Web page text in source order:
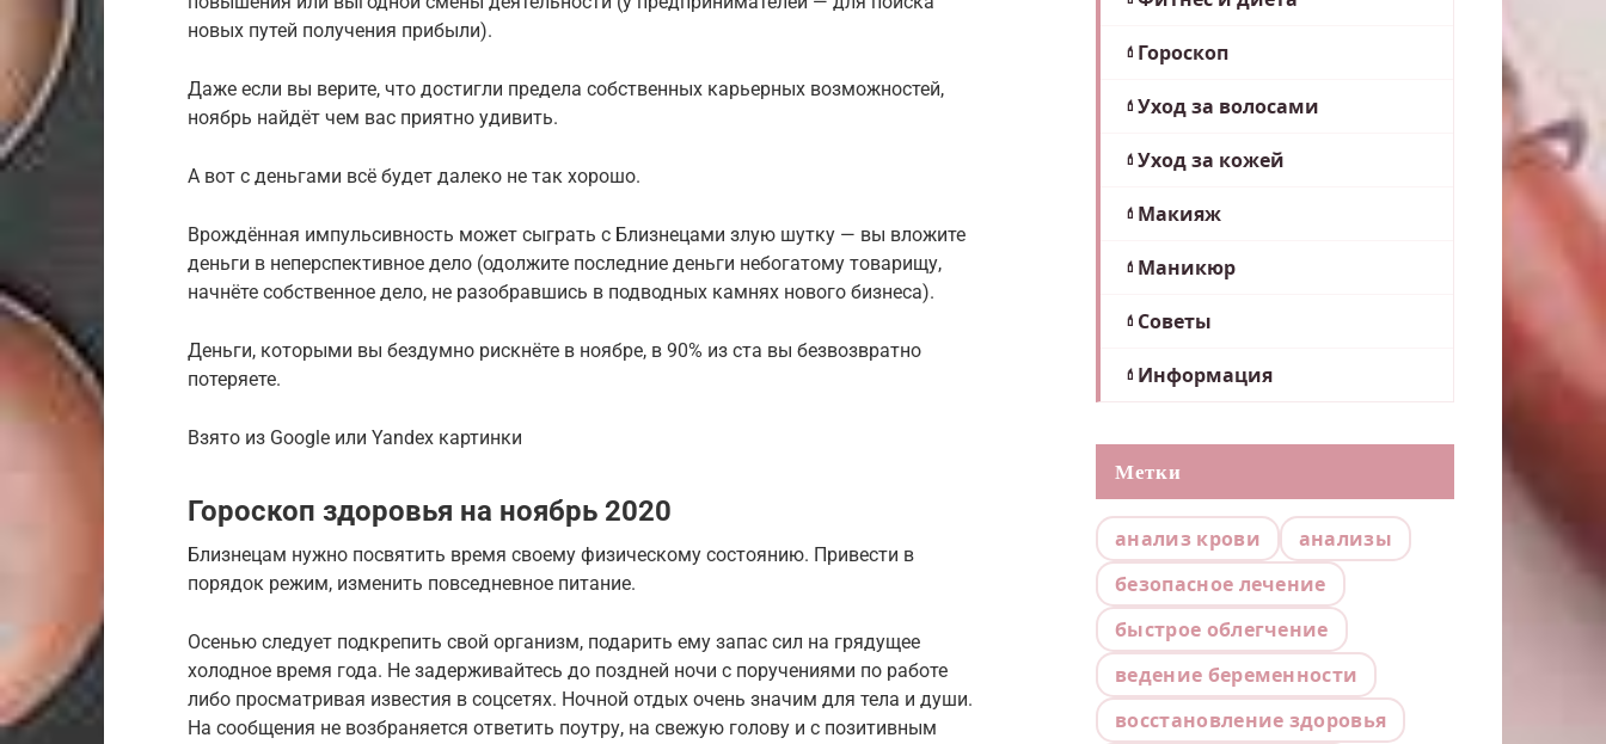
новых путей получения прибыли).
Даже если вы верите, что достигли предела собственных карьерных возможностей,
ноябрь найдёт чем вас приятно удивить.
А вот с деньгами всё будет далеко не так хорошо.
Врождённая импульсивность может сыграть с Близнецами злую шутку — вы вложите
деньги в неперспективное дело (одолжите последние деньги небогатому товарищу,
начнёте собственное дело, не разобравшись в подводных камнях нового бизнеса).
Деньги, которыми вы бездумно рискнёте в ноябре, в 90% из ста вы безвозвратно
потеряете.
Взято из Google или Yandex картинки
Гороскоп здоровья на ноябрь 2020
Близнецам нужно посвятить время своему физическому состоянию. Привести в
порядок режим, изменить повседневное питание.
Осенью следует подкрепить свой организм, подарить ему запас сил на грядущее
холодное время года. Не задерживайтесь до поздней ночи с поручениями по работе
либо просматривая известия в соцсетях. Ночной отдых очень значим для тела и души.
На сообщения не возбраняется ответить поутру, на свежую голову и с позитивным
Гороскоп
Уход за волосами
Уход за кожей
Макияж
Маникюр
Советы
Информация
Метки
анализ крови
анализы
безопасное лечение
быстрое облегчение
ведение беременности
восстановление здоровья